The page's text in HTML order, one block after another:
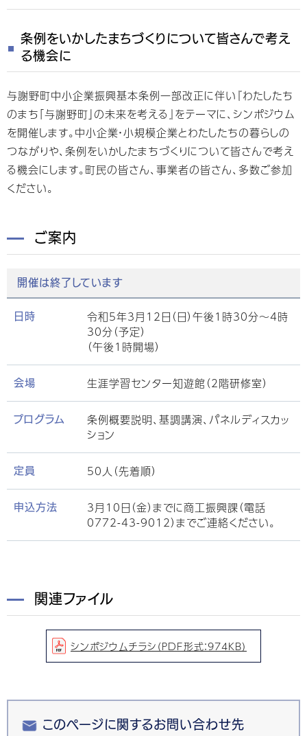
条例をいかしたまちづくりについて皆さんで考え
る機会に
与謝野町中小企業振興基本条例一部改正に伴い『わたしたち
のまち「与謝野町」の未来を考える』をテーマに、シンポジウム
を開催します。中小企業・小規模企業とわたしたちの暮らしの
つながりや、条例をいかしたまちづくりについて皆さんで考え
る機会にします。町民の皆さん、事業者の皆さん、多数ご参加
ください。
ご案内
開催は終了しています
日時
令和5年3月12日（日）午後1時30分～4時
30分（予定）
（午後1時開場）
会場 生涯学習センター知遊館（2階研修室）
プログラム
条例概要説明、基調講演、パネルディスカッ
ション
定員 50人（先着順）
申込方法
3月10日（金）までに商工振興課（電話
0772-43-9012）までご連絡ください。
関連ファイル
シンポジウムチラシ（PDF形式：974KB）
このページに関するお問い合わせ先